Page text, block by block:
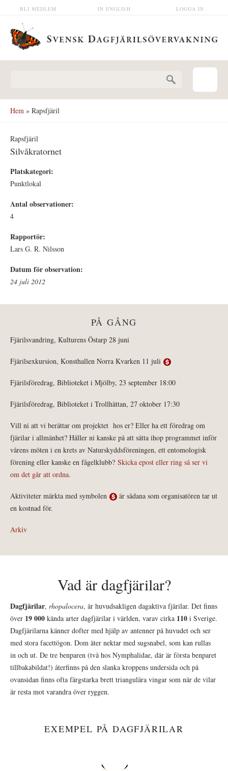
Hoppa till huvudinnehåll LOGGA IN
IN ENGLISH
BLI MEDLEM
Hem » Rapsfjäril
Rapsfjäril
Silvåkratornet
Platskategori:
Punktlokal
Antal observationer:
4
Rapportör:
Lars G. R. Nilsson
Datum för observation:
24 juli 2012
PÅ GÅNG
Fjärilsvandring, Kulturens Östarp 28 juni
Fjärilsexkursion, Konsthallen Norra Kvarken 11 juli
Fjärilsföredrag, Biblioteket i Mjölby, 23 september 18:00
Fjärilsföredrag, Biblioteket i Trollhättan, 27 oktober 17:30
Vill ni att vi berättar om projektet hos er? Eller ha ett föredrag om
fjärilar i allmänhet? Håller ni kanske på att sätta ihop programmet inför
vårens möten i en krets av Naturskyddsföreningen, ett entomologisk
förening eller kanske en fågelklubb? Skicka epost eller ring så ser vi
om det går att ordna.
Aktiviteter märkta med symbolen
är sådana som organisatören tar ut
en kostnad för.
Arkiv
Vad är dagfjärilar?
Dagfjärilar, rhopalocera, är huvudsakligen dagaktiva fjärilar. Det finns
över 19 000 kända arter dagfjärilar i världen, varav cirka 110 i Sverige.
Dagfjärilarna känner dofter med hjälp av antenner på huvudet och ser
med stora facettögon. Dom äter nektar med sugsnabel, som kan rullas
in och ut. De tre benparen (två hos Nymphalidae, där är första benparet
tillbakabildat!) återfinns på den slanka kroppens undersida och på
ovansidan finns ofta färgstarka brett triangulära vingar som när de vilar
är resta mot varandra över ryggen.
EXEMPEL PÅ DAGFJÄRILAR